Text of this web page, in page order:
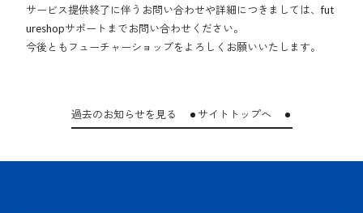
サービス提供終了に伴うお問い合わせや詳細につきましては、fut
ureshopサポートまでお問い合わせください。
今後ともフューチャーショップをよろしくお願いいたします。
過去のお知らせを見る サイトトップへ